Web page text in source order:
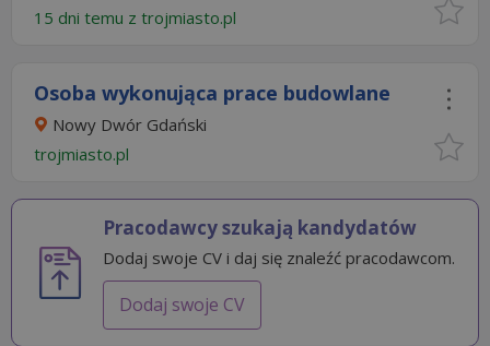
15 dni temu z trojmiasto.pl
Osoba wykonująca prace budowlane
Nowy Dwór Gdański
trojmiasto.pl
Pracodawcy szukają kandydatów
Dodaj swoje CV i daj się znaleźć pracodawcom.
Dodaj swoje CV